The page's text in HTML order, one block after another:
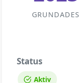
GRUNDADES
Status
Aktiv